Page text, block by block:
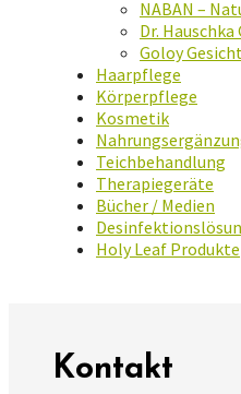
NABAN –
Dr.
Goloy
Haarpflege
Körperpflege
Kosmetik
Teichbehandlung
Therapiegeräte
Bücher / Medien
Holy Leaf Produkte
Kontakt